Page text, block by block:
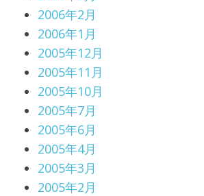
2006年2月
2006年1月
2005年12月
2005年11月
2005年10月
2005年7月
2005年6月
2005年4月
2005年3月
2005年2月